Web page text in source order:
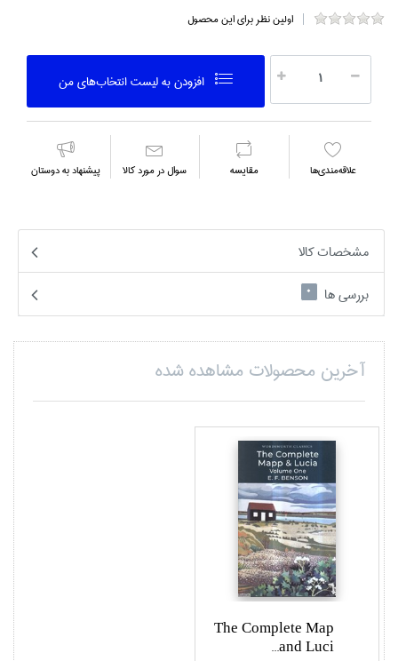
اولین نظر برای این محصول
افزودن به ليست انتخاب‌هاي من
علاقه‌مندي‌ها مقايسه سوال در مورد كالا پیشنهاد به دوستان
مشخصات کالا
بررسی ها
0
آخرین محصولات مشاهده شده
The Complete Map
and Luci...